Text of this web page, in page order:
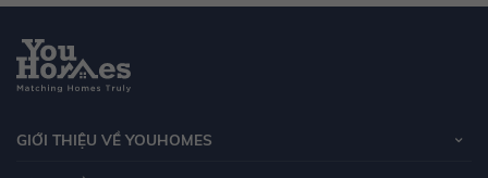
GIỚI THIỆU VỀ YOUHOMES